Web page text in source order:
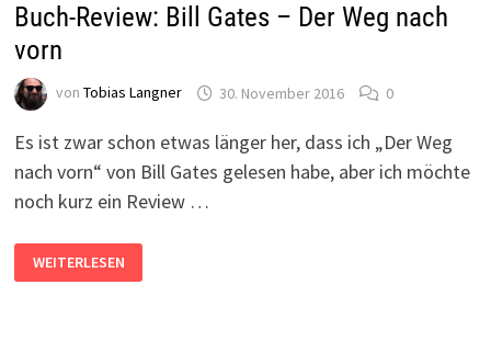
Buch-Review: Bill Gates – Der Weg nach
vorn
von Tobias Langner 30. November 2016 0
Es ist zwar schon etwas länger her, dass ich „Der Weg
nach vorn“ von Bill Gates gelesen habe, aber ich möchte
noch kurz ein Review …
REVIEW:
BILL
WEITERLESEN